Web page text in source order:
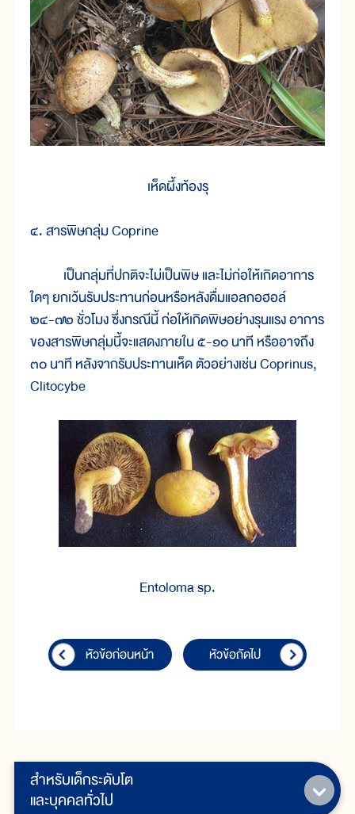
สำหรับเด็กระดับโต
และบุคคลทั่วไป
เห็ดผึ้งท้องรุ
๔. สารพิษกลุ่ม Coprine
เป็นกลุ่มที่ปกติจะไม่เป็นพิษ และไม่ก่อให้เกิดอาการ
ใดๆ ยกเว้นรับประทานก่อนหรือหลังดื่มแอลกอฮอล์
๒๔-๗๒ ชั่วโมง ซึ่งกรณีนี้ ก่อให้เกิดพิษอย่างรุนแรง อาการ
ของสารพิษกลุ่มนี้จะแสดงภายใน ๕-๑๐ นาที หรืออาจถึง
๓๐ นาที หลังจากรับประทานเห็ด ตัวอย่างเช่น Coprinus,
Clitocybe
Entoloma sp.
หัวข้อก่อนหน้า หัวข้อถัดไป